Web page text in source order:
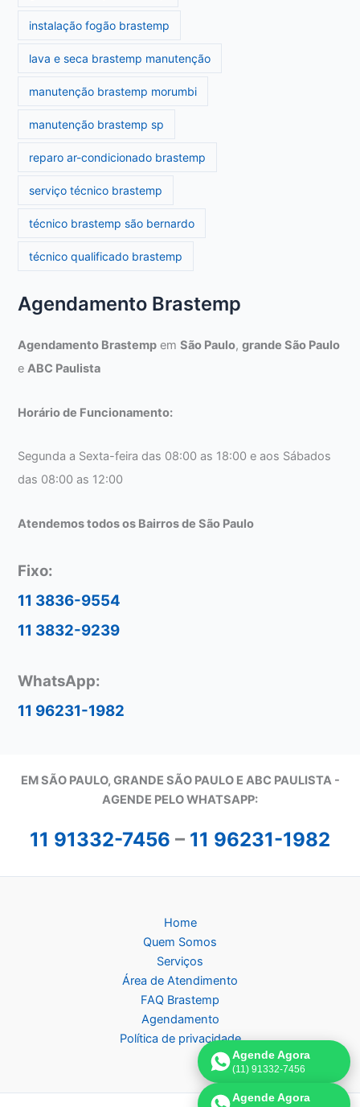
instalação fogão brastemp
lava e seca brastemp manutenção
manutenção brastemp morumbi
manutenção brastemp sp
reparo ar-condicionado brastemp
serviço técnico brastemp
técnico brastemp são bernardo
técnico qualificado brastemp
Agendamento Brastemp
Agendamento Brastemp emSão Paulo,grande São Paulo
eABC Paulista
Horário de Funcionamento:
Segunda a Sexta-feira das 08:00 as 18:00 e aos Sábados
das 08:00 as 12:00
Atendemos todos os Bairros de São Paulo
Fixo:
11 3836-9554
11 3832-9239
WhatsApp:
11 96231-1982
EM SÃO PAULO, GRANDE SÃO PAULO E ABC PAULISTA -
AGENDE PELO WHATSAPP:
11 91332-7456 – 11 96231-1982
Home
Quem Somos
Serviços
Área de Atendimento
FAQ Brastemp
Agendamento
Política de privacidade
Agende Agora
(11) 91332-7456
Agende Agora